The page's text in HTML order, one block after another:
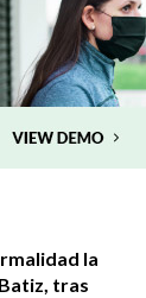
la
tras